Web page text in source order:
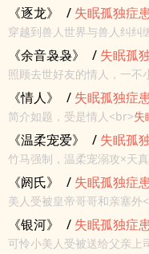
纲<br>完结<br>悲伤童话
上大纲<br>
《逐龙》 / 失眠孤独症
穿越到兽人世界与兽人纠纠
HE - 治愈 - 主受视角<br>
爱受<br>会有点慢热，结局
《余音袅袅》 / 失眠孤
照顾去世好友的情人，一不
小说 - 完结 - BL - 古代
《情人》 / 失眠孤独症
简介如题，受是情人<br>失
完结<br>现代 - HE<br>双
<br>攻有婚史<br>受黑历
《温柔宠爱》 / 失眠孤
竹马强制，温柔宠溺攻×天
症患者<br>原创小说 - 完结
1V1，HE<br>请不要传播
《阏氏》 / 失眠孤独症
美人受被皇帝哥哥和亲塞外
大长篇 - 完结<br>喜剧 -
攻，美人被各种欺负，产
《银河》 / 失眠孤独症
可怜小美人受被送给父亲上